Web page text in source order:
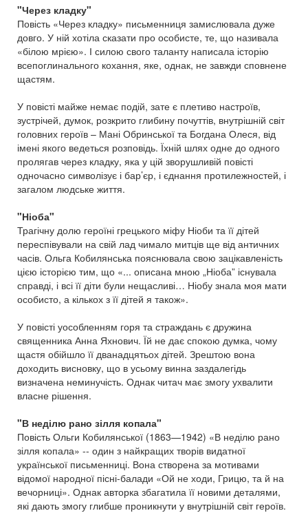
"Через кладку"
Повість «Через кладку» письменниця замислювала дуже
довго. У ній хотіла сказати про особисте, те, що називала
«білою мрією». І силою свого таланту написала історію
всепоглинального кохання, яке, однак, не завжди сповнене
щастям.
У повісті майже немає подій, зате є плетиво настроїв,
зустрічей, думок, розкрито глибину почуттів, внутрішній світ
головних героїв – Мані Обринської та Богдана Олеся, від
імені якого ведеться розповідь. Їхній шлях одне до одного
пролягав через кладку, яка у цій зворушливій повісті
одночасно символізує і бар’єр, і єднання протилежностей, і
загалом людське життя.
"Ніоба"
Трагічну долю героїні грецького міфу Ніоби та її дітей
переспівували на свій лад чимало митців ще від античних
часів. Ольга Кобилянська пояснювала свою зацікавленість
цією історією тим, що «... описана мною „Ніоба” існувала
справді, і всі її діти були нещасливі… Ніобу знала моя мати
особисто, а кількох з її дітей я також».
У повісті уособленням горя та страждань є дружина
священника Анна Яхнович. Їй не дає спокою думка, чому
щастя обійшло її дванадцятьох дітей. Зрештою вона
доходить висновку, що в усьому винна заздалегідь
визначена неминучість. Однак читач має змогу ухвалити
власне рішення.
"В неділю рано зілля копала"
Повість Ольги Кобилянської (1863—1942) «В неділю рано
зілля копала» -- один з найкращих творів видатної
української письменниці. Вона створена за мотивами
відомої народної пісні-балади «Ой не ходи, Грицю, та й на
вечорниці». Однак авторка збагатила її новими деталями,
які дають змогу глибше проникнути у внутрішній світ героїв.